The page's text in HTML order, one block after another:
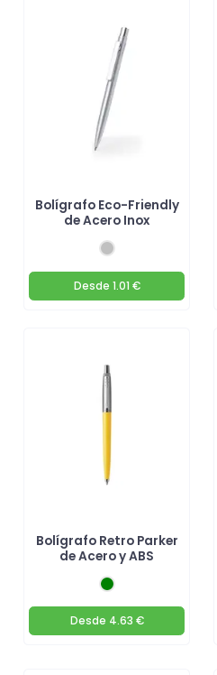
Bolígrafo Eco-Friendly
de Acero Inox
Desde 1.01 €
Bolígrafo Retro Parker
de Acero y ABS
Desde 4.63 €